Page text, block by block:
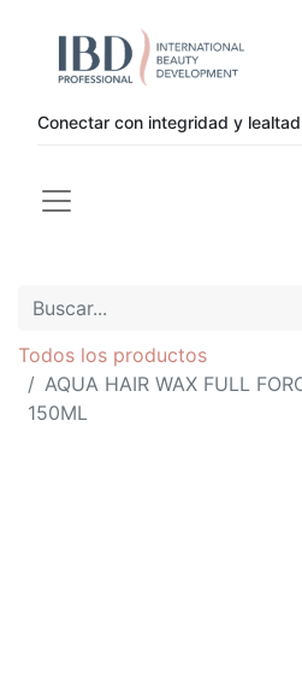
Conectar con integridad y
Todos los productos
AQUA HAIR WAX FULL
150ML